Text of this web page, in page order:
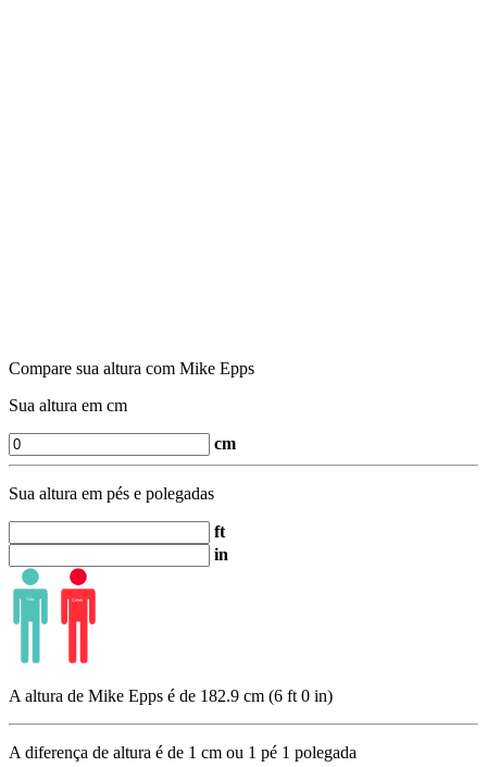
Compare sua altura com Mike Epps
Sua altura em cm
cm
Sua altura em pés e polegadas
ft
in
A altura de Mike Epps é de 182.9 cm (6 ft 0 in)
A diferença de altura é de 1 cm ou 1 pé 1 polegada